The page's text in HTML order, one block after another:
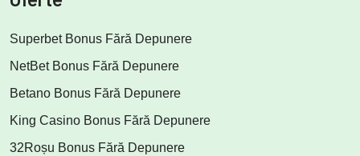
Superbet Bonus Fără Depunere
NetBet Bonus Fără Depunere
Betano Bonus Fără Depunere
King Casino Bonus Fără Depunere
32Roșu Bonus Fără Depunere